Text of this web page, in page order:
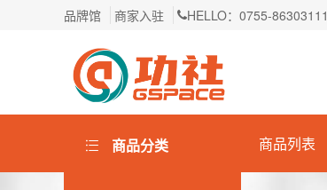
品牌馆 商家入驻 HELLO：0755-86303111
商品列表
商品分类